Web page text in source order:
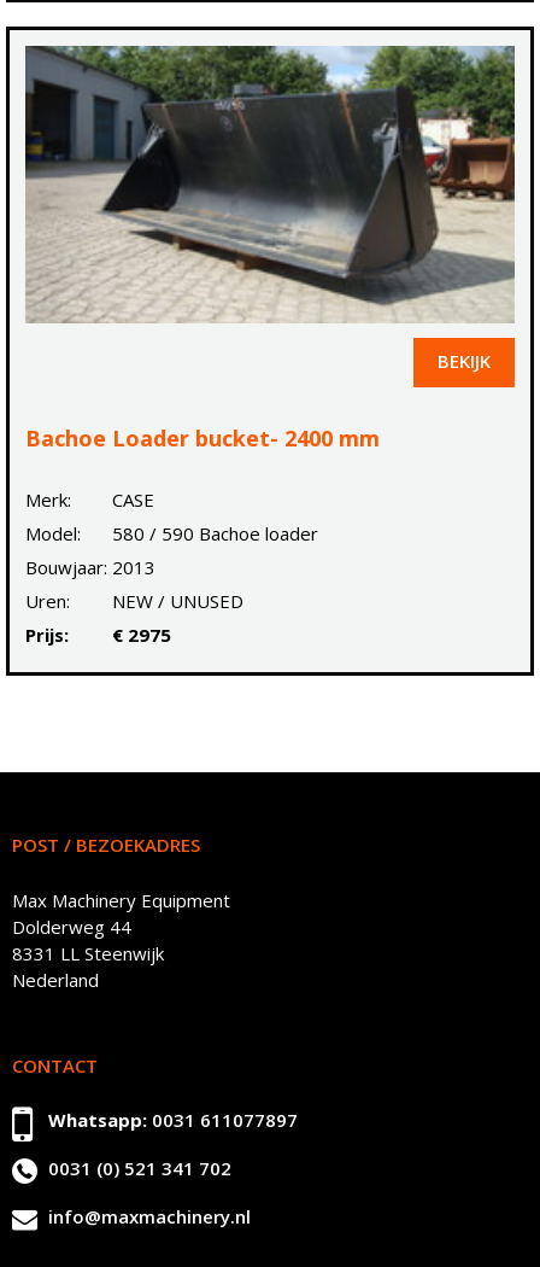
BEKIJK
Bachoe Loader bucket- 2400 mm
Merk:
CASE
Model:
580 / 590 Bachoe loader
Bouwjaar: 2013
Uren:
NEW / UNUSED
Prijs:
€ 2975
POST / BEZOEKADRES
Max Machinery Equipment
Dolderweg 44
8331 LL Steenwijk
Nederland
CONTACT
Whatsapp: 0031 611077897
0031 (0) 521 341 702
info@maxmachinery.nl